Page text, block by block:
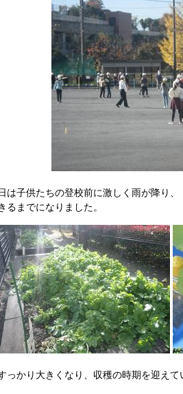
子供たちの登校前に激しく雨が降り
までになりました。
かり大きくなり、収穫の時期を迎え